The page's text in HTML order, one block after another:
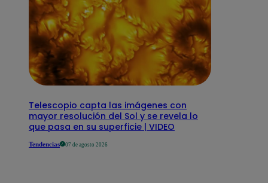
Telescopio capta las imágenes con
mayor resolución del Sol y se revela lo
que pasa en su superficie | VIDEO
Tendencias 07 de agosto 2026